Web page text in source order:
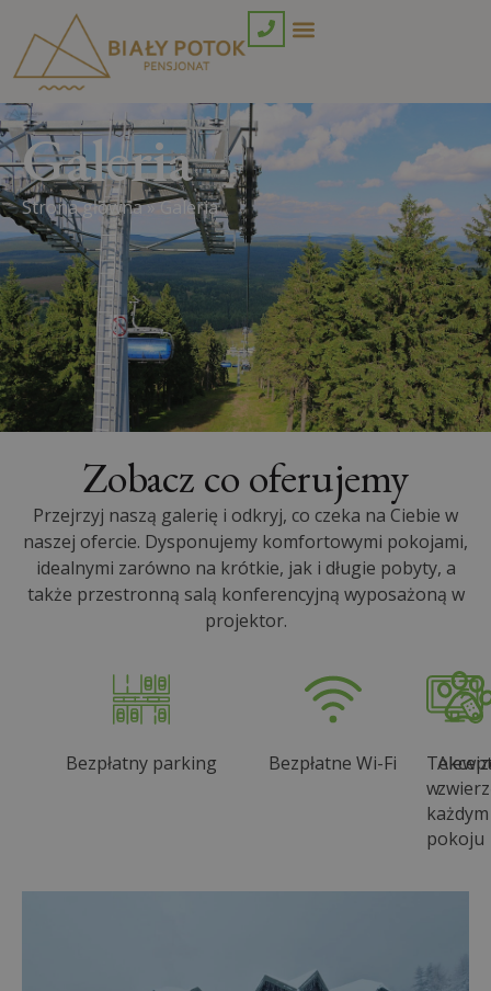
Galeria
Strona główna»Galeria
Zobacz co oferujemy
Przejrzyj naszą galerię i odkryj, co czeka na Ciebie w
naszej ofercie. Dysponujemy komfortowymi pokojami,
idealnymi zarówno na krótkie, jak i długie pobyty, a
także przestronną salą konferencyjną wyposażoną w
projektor.
Bezpłatny parking Bezpłatne Wi-Fi
w
każdym
pokoju